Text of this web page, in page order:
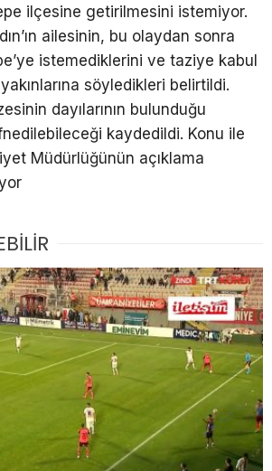
ilçesine getirilmesini istemiyor.
ailesinin, bu olaydan sonra
istemediklerini ve taziye kabul
söyledikleri belirtildi.
dayılarının bulunduğu
kaydedildi. Konu ile
Müdürlüğünün açıklama